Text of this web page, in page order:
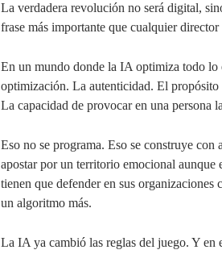
La verdadera revolución no será digital,
frase más importante que cualquier
En un mundo donde la IA optimiza todo lo
optimización. La autenticidad. El propósito
La capacidad de provocar en una persona
Eso no se programa. Eso se construye
apostar por un territorio emocional
tienen que defender en sus
un algoritmo más.
La IA ya cambió las reglas del juego. Y en